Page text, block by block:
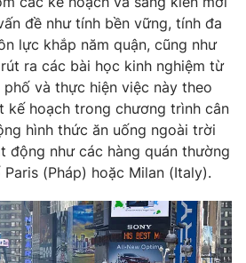
Vươn mình bằng AI
VTV8
English
đề như tính bền vững, tính đa
lực khắp năm quận, cũng như
ra các bài học kinh nghiệm từ
và thực hiện việc này theo
kế hoạch trong chương trình cân
hình thức ăn uống ngoài trời
động như các hàng quán thường
(Pháp) hoặc Milan (Italy).